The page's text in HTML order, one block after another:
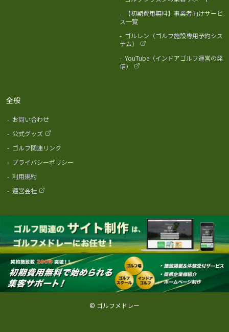
-
【初期費用無料】事業者向けサービ
ス一覧
- ゴルレン（ゴルフ施設専用予約シス
テム）
- YouTube（インドアゴルフ運営の発
信）
全般
- お問い合わせ
- 公式グッズ
- ゴルフ関連リンク
- プライバシーポリシー
- 利用規約
- 運営会社
© ゴルフメドレー